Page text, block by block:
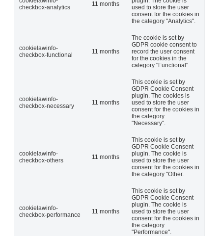
checkbox-analytics
11 months
used to store the user
consent for the cookies in
the category "Analytics".
cookielawinfo-
checkbox-functional
11 months
The cookie is set by
GDPR cookie consent to
record the user consent
for the cookies in the
category "Functional".
cookielawinfo-
checkbox-necessary
11 months
This cookie is set by
GDPR Cookie Consent
plugin. The cookies is
used to store the user
consent for the cookies in
the category
"Necessary".
cookielawinfo-
checkbox-others
11 months
This cookie is set by
GDPR Cookie Consent
plugin. The cookie is
used to store the user
consent for the cookies in
the category "Other.
cookielawinfo-
checkbox-performance
11 months
This cookie is set by
GDPR Cookie Consent
plugin. The cookie is
used to store the user
consent for the cookies in
the category
"Performance".